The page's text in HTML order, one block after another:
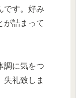
です。好み
が詰まって
調に気をつ
失礼致しま